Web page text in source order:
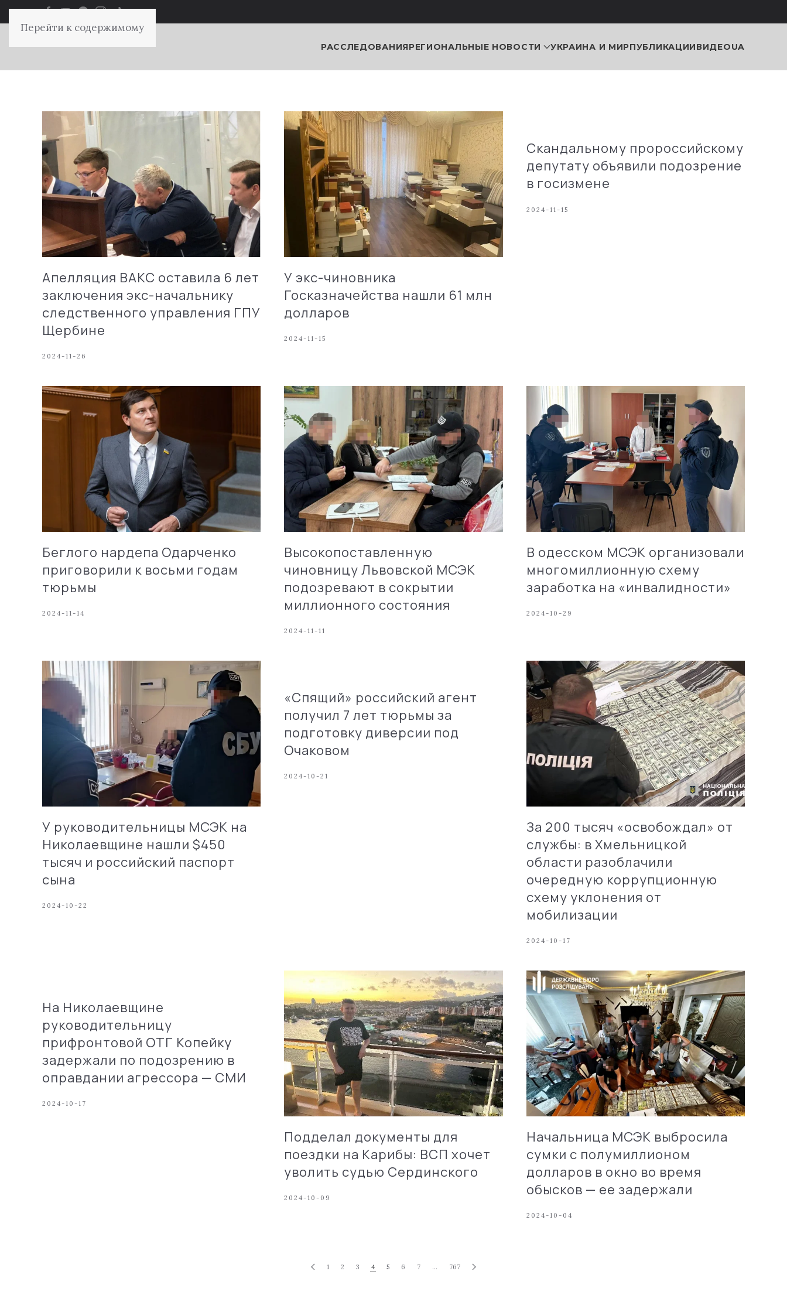
Перейти к содержимому
РАССЛЕДОВАНИЯРЕГИОНАЛЬНЫЕ НОВОСТИ УКРАИНА И МИРПУБЛИКАЦИИВИДЕОUA
Апелляция ВАКС оставила 6 лет
заключения экс-начальнику
следственного управления ГПУ
Щербине
2024-11-26
У экс-чиновника
Госказначейства нашли 61 млн
долларов
2024-11-15
Скандальному пророссийскому
депутату объявили подозрение
в госизмене
2024-11-15
Беглого нардепа Одарченко
приговорили к восьми годам
тюрьмы
2024-11-14
Высокопоставленную
чиновницу Львовской МСЭК
подозревают в сокрытии
миллионного состояния
2024-11-11
В одесском МСЭК организовали
многомиллионную схему
заработка на «инвалидности»
2024-10-29
У руководительницы МСЭК на
Николаевщине нашли $450
тысяч и российский паспорт
сына
2024-10-22
«Спящий» российский агент
получил 7 лет тюрьмы за
подготовку диверсии под
Очаковом
2024-10-21
За 200 тысяч «освобождал» от
службы: в Хмельницкой
области разоблачили
очередную коррупционную
схему уклонения от
мобилизации
2024-10-17
На Николаевщине
руководительницу
прифронтовой ОТГ Копейку
задержали по подозрению в
оправдании агрессора — СМИ
2024-10-17
Подделал документы для
поездки на Карибы: ВСП хочет
уволить судью Сердинского
2024-10-09
Начальница МСЭК выбросила
сумки с полумиллионом
долларов в окно во время
обысков — ее задержали
2024-10-04
1 2 3 4 5 6 7 … 767